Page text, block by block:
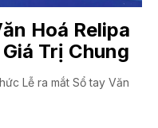
Hoá Relipa
Trị Chung
Lễ ra mắt Sổ tay Văn